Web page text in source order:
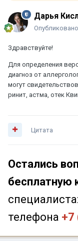
Дарья
Здравствуйте!
Для определения
диагноз от
могут
ринит, астма, отек
Цитата
Остались
бесплатную
специалиста:
телефона +7